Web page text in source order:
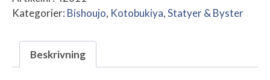
Kategorier: Bishoujo, Kotobukiya,Statyer & Byster
Beskrivning